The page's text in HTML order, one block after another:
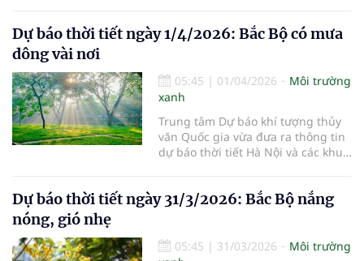
Dự báo thời tiết ngày 1/4/2026: Bắc Bộ có mưa
dông vài nơi
05:45 | 01/04/2026
Môi trường
xanh
Trung tâm Dự báo khí tượng thủy
văn Quốc gia vừa đưa ra thông tin
dự báo thời tiết Hà Nội và các khu
Dự báo thời tiết ngày 31/3/2026: Bắc Bộ nắng
nóng, gió nhẹ
05:45 | 31/03/2026
Môi trường